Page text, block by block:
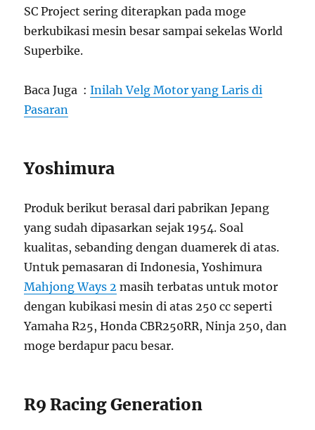
SC Project sering diterapkan pada moge
berkubikasi mesin besar sampai sekelas World
Superbike.
Baca Juga :Inilah Velg Motor yang Laris di
Pasaran
Yoshimura
Produk berikut berasal dari pabrikan Jepang
yang sudah dipasarkan sejak 1954. Soal
kualitas, sebanding dengan duamerek di atas.
Untuk pemasaran di Indonesia, Yoshimura
Mahjong Ways 2 masih terbatas untuk motor
dengan kubikasi mesin di atas 250 cc seperti
Yamaha R25, Honda CBR250RR, Ninja 250, dan
moge berdapur pacu besar.
R9 Racing Generation